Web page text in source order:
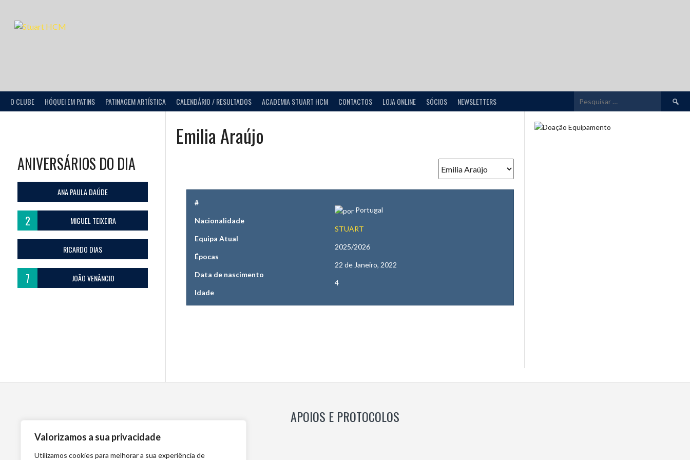
Valorizamos a sua privacidade
Utilizamos cookies para melhorar a sua experiência de
O CLUBE HÓQUEI EM PATINS PATINAGEM ARTÍSTICA CALENDÁRIO / RESULTADOS ACADEMIA STUART HCM CONTACTOS LOJA ONLINE SÓCIOS NEWSLETTERS
por:
Emilia Araújo
#
Nacionalidade
Portugal
Equipa Atual
STUART
Épocas
2025/2026
Data de nascimento
22 de Janeiro, 2022
Idade
4
ANIVERSÁRIOS DO DIA
ANA PAULA DAÚDE
2 MIGUEL TEIXEIRA
RICARDO DIAS
7 JOÃO VENÂNCIO
APOIOS E PROTOCOLOS